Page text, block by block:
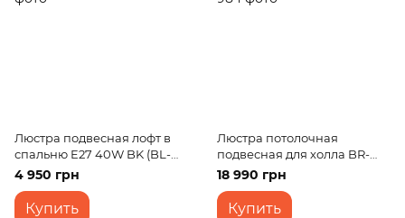
Люстра подвесная лофт в
спальню E27 40W BK (BL-
128S/1)
4 950 грн
Купить
Люстра потолочная
подвесная для холла BR-
926S/4 LED 120W*2 BR
18 990 грн
Купить